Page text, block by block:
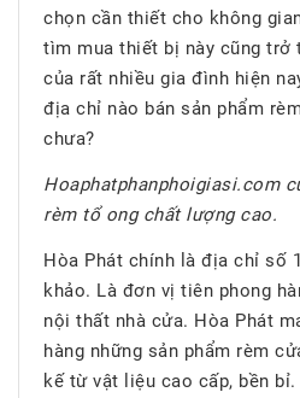
chọn cần thiết cho không
tìm mua thiết bị này cũng trở
của rất nhiều gia đình hiện
địa chỉ nào bán sản phẩm
chưa?
Hoaphatphanphoigiasi.com
rèm tổ ong chất lượng cao.
Hòa Phát chính là địa chỉ số
khảo. Là đơn vị tiên phong
nội thất nhà cửa. Hòa Phát
hàng những sản phẩm rèm
kế từ vật liệu cao cấp, bền bỉ.